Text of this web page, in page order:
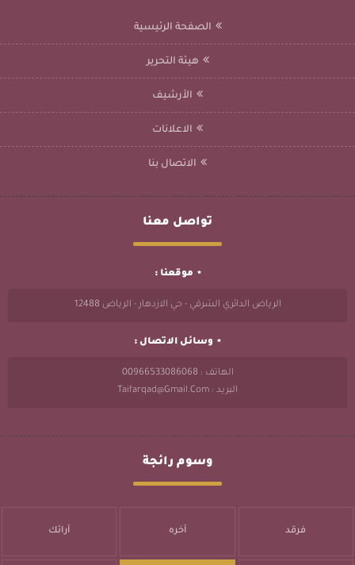
الصفحة الرئيسية
هيئة التحرير
الأرشيف
الاعلانات
الاتصال بنا
تواصل معنا
موقعنا :
الرياض الدائري الشرقي - حي الازدهار - الرياض 12488
وسائل الاتصال :
الهاتف : 00966533086068
البريد : Taifarqad@gmail.com
وسوم رائجة
فرقد آخره آرائك